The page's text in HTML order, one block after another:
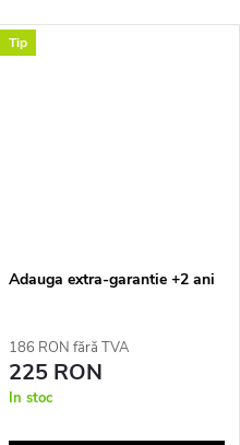
Tip
Adauga extra-garantie +2 ani
186 RON fără TVA
225 RON
In stoc